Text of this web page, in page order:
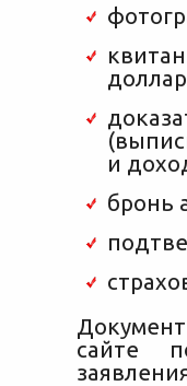
и
бронь
сайте